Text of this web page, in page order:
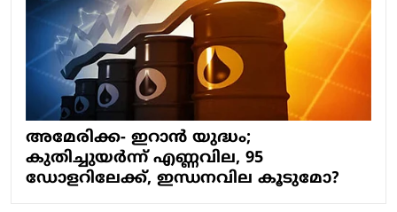
അമേരിക്ക- ഇറാന്‍ യുദ്ധം;
കുതിച്ചുയര്‍ന്ന് എണ്ണവില, 95
ഡോളറിലേക്ക്, ഇന്ധനവില കൂടുമോ?